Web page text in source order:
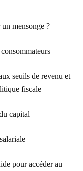
mensonge ?
seuils de revenu et
fiscale
capital
pour accéder au